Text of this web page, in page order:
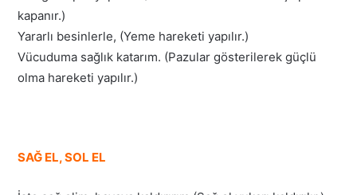
kapanır.)
Yararlı besinlerle, (Yeme hareketi yapılır.)
Vücuduma sağlık katarım. (Pazular gösterilerek güçlü
olma hareketi yapılır.)
SAĞ EL, SOL EL